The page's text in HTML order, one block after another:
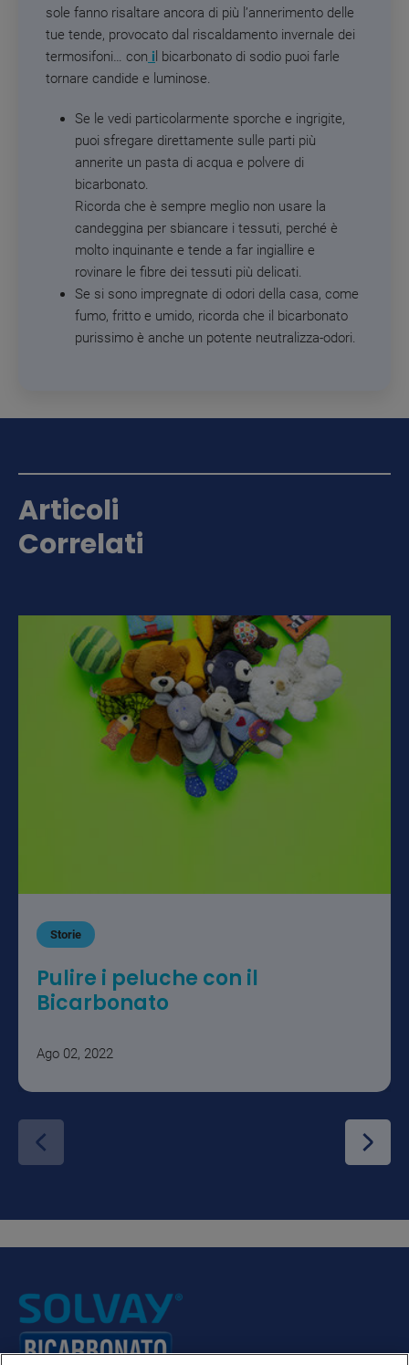
sole fanno risaltare ancora di più l’annerimento delle
tue tende, provocato dal riscaldamento invernale dei
termosifoni… con i l bicarbonato di sodio puoi farle
tornare candide e luminose.
Se le vedi particolarmente sporche e ingrigite,
puoi sfregare direttamente sulle parti più
annerite un pasta di acqua e polvere di
bicarbonato.
Ricorda che è sempre meglio non usare la
candeggina per sbiancare i tessuti, perché è
molto inquinante e tende a far ingiallire e
rovinare le fibre dei tessuti più delicati.
Se si sono impregnate di odori della casa, come
fumo, fritto e umido, ricorda che il bicarbonato
purissimo è anche un potente neutralizza-odori.
Articoli
Correlati
Storie
Pulire i peluche con il
Bicarbonato
Ago 02, 2022